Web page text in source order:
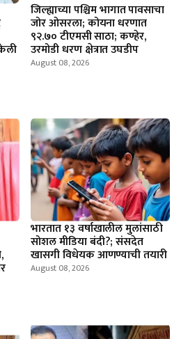
जिल्ह्याच्या पश्चिम भागात पावसाचा
जोर ओसरला; कोयना धरणात
९२.७० टीएमसी साठा; कण्हेर,
उरमोडी धरण क्षेत्रात उघडीप
August 08, 2026
भारतात १३ वर्षाखालील मुलांसाठी
सोशल मीडिया बंदी?; संसदेत
खासगी विधेयक आणण्याची तयारी
August 08, 2026